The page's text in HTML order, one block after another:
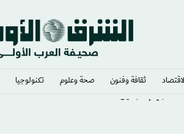
ثقافة وفنون صحة وعلوم تكنولوجيا